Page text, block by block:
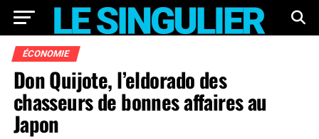
ÉCONOMIE
Don Quijote, l’eldorado des
chasseurs de bonnes affaires au
Japon